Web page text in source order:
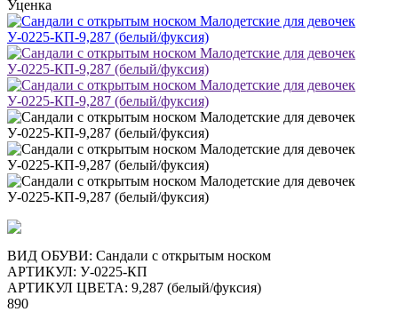
Уценка
ВИД ОБУВИ: Сандали с открытым носком
АРТИКУЛ: У-0225-КП
АРТИКУЛ ЦВЕТА: 9,287 (белый/фуксия)
890